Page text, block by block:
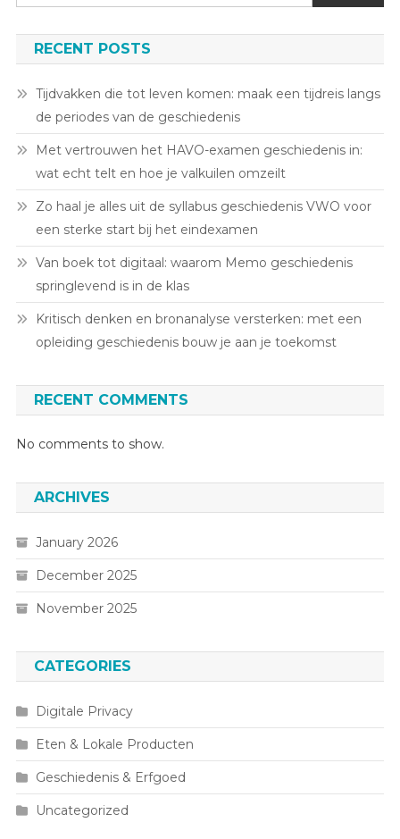
RECENT POSTS
Tijdvakken die tot leven komen: maak een tijdreis langs
de periodes van de geschiedenis
Met vertrouwen het HAVO-examen geschiedenis in:
wat echt telt en hoe je valkuilen omzeilt
Zo haal je alles uit de syllabus geschiedenis VWO voor
een sterke start bij het eindexamen
Van boek tot digitaal: waarom Memo geschiedenis
springlevend is in de klas
Kritisch denken en bronanalyse versterken: met een
opleiding geschiedenis bouw je aan je toekomst
RECENT COMMENTS
No comments to show.
ARCHIVES
January 2026
December 2025
November 2025
CATEGORIES
Digitale Privacy
Eten & Lokale Producten
Geschiedenis & Erfgoed
Uncategorized